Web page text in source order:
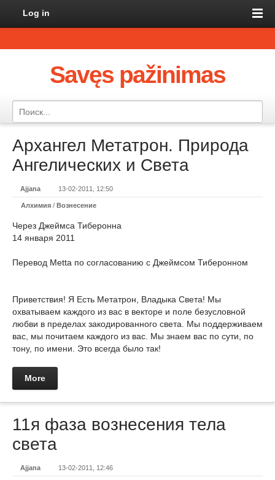
Log in
Savęs pažinimas
Архангел Метатрон. Природа
Ангелических и Света
Ajjana 13-02-2011, 12:50
Алхимия / Вознесение
Через Джеймса Тиберонна
14 января 2011
Перевод Metta по согласованию с Джеймсом Тиберонном
Приветствия! Я Есть Метатрон, Владыка Света! Мы
охватываем каждого из вас в векторе и поле безусловной
любви в пределах закодированного света. Мы поддерживаем
вас, мы почитаем каждого из вас. Мы знаем вас по сути, по
тону, по имени. Это всегда было так!
More
11я фаза вознесения тела
света
Ajjana 13-02-2011, 12:46